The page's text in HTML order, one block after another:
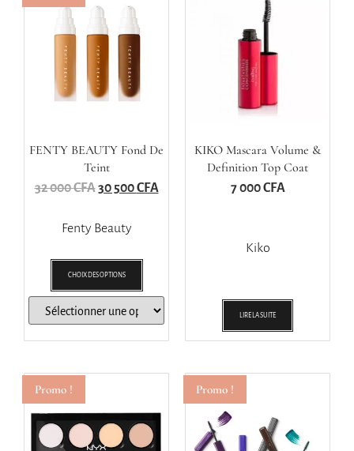
FENTY BEAUTY Fond De
Teint
32 000CFA30 500CFA
Fenty Beauty
CHOIX DES OPTIONS
KIKO Mascara Volume &
Definition Top Coat
Curling
7 000CFA
Kiko
LIRE LA SUITE
Promo ! Promo !